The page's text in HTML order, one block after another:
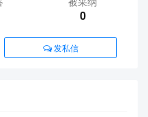
0
发私信